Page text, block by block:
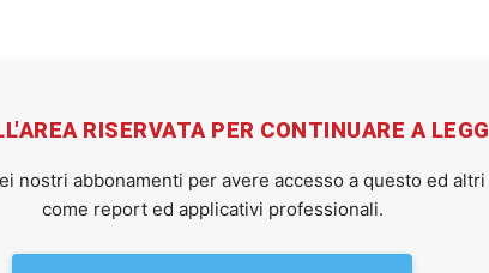
RISERVATA PER CONTINUARE A
nostri abbonamenti per avere accesso a questo ed
come report ed applicativi professionali.